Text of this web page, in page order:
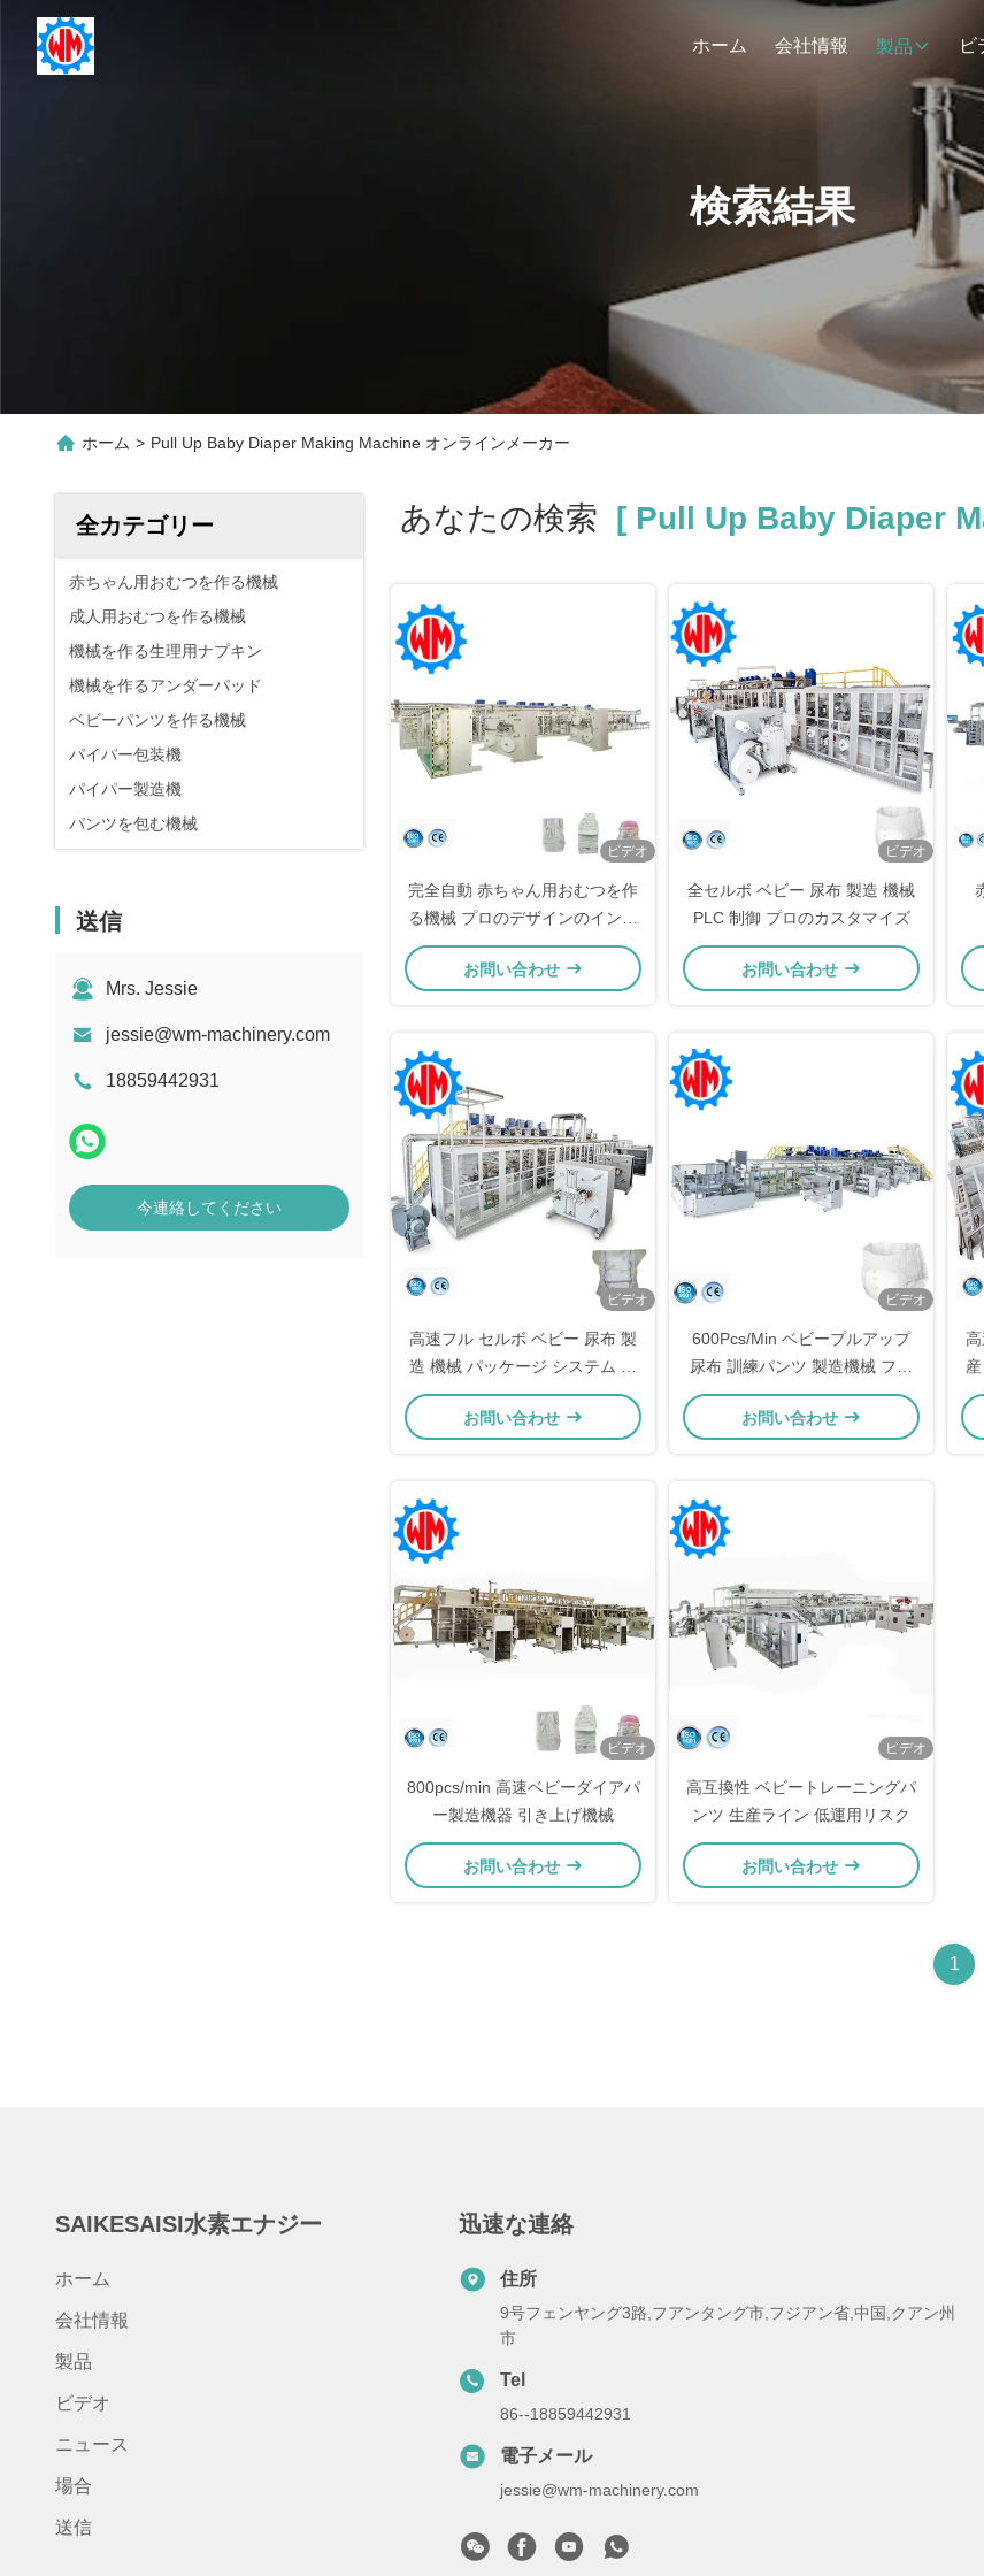
ホーム 会社情報 製品 ビ
検索結果
ホーム > Pull Up Baby Diaper Making Machine オンラインメーカー
全カテゴリー
赤ちゃん用おむつを作る機械
成人用おむつを作る機械
機械を作る生理用ナプキン
機械を作るアンダーパッド
ベビーパンツを作る機械
パイパー包装機
パイパー製造機
パンツを包む機械
送信
Mrs. Jessie
jessie@wm-machinery.com
18859442931
今連絡してください
あなたの検索 [ Pull Up Baby Diaper
ビデオ
完全自動 赤ちゃん用おむつを作
る機械 プロのデザインのインテ
リジェントシステム
お問い合わせ
ビデオ
全セルボ ベビー 尿布 製造 機械
PLC 制御 プロのカスタマイズ
お問い合わせ
ビデオ
高速フル セルボ ベビー 尿布 製
造 機械 パッケージ システム と
PLC コントロール
お問い合わせ
ビデオ
600Pcs/Min ベビープルアップ
尿布 訓練パンツ 製造機械 フル
セルボ スマートパネル制御
お問い合わせ
ビデオ
800pcs/min 高速ベビーダイアパ
ー製造機器 引き上げ機械
お問い合わせ
ビデオ
高互換性 ベビートレーニングパ
ンツ 生産ライン 低運用リスク
お問い合わせ
1
SAIKESAISI水素エナジー
ホーム
会社情報
製品
ビデオ
ニュース
場合
送信
迅速な連絡
住所
9号フェンヤング3路,フアンタング市,フジアン省,中国,クアン州
市
Tel
86--18859442931
電子メール
jessie@wm-machinery.com